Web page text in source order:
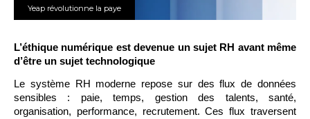
Yeap révolutionne la paye
L’éthique numérique est devenue un sujet RH avant même
d’être un sujet technologique
Le système RH moderne repose sur des flux de données
sensibles : paie, temps, gestion des talents, santé,
organisation, performance, recrutement. Ces flux traversent